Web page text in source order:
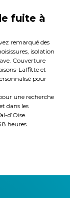
fuite à
remarqué des
isolation
Couverture
Laffitte et
pour
une recherche
dans les
d’Oise.
heures.